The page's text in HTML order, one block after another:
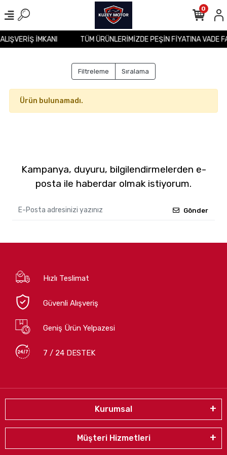
İMKANI TÜM ÜRÜNLERİMİZDE PEŞİN FİYATINA VADE
0
Filtreleme Sıralama
Ürün bulunamadı.
Kampanya, duyuru, bilgilendirmelerden e-
posta ile haberdar olmak istiyorum.
Gönder
Hızlı Teslimat
Güvenli Alışveriş
Geniş Ürün Yelpazesi
7 / 24 DESTEK
Kurumsal
Müşteri Hizmetleri